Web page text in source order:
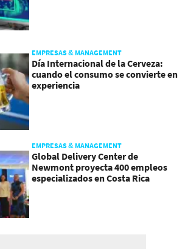
EMPRESAS & MANAGEMENT
Día Internacional de la Cerveza:
cuando el consumo se convierte en
experiencia
EMPRESAS & MANAGEMENT
Global Delivery Center de
Newmont proyecta 400 empleos
especializados en Costa Rica